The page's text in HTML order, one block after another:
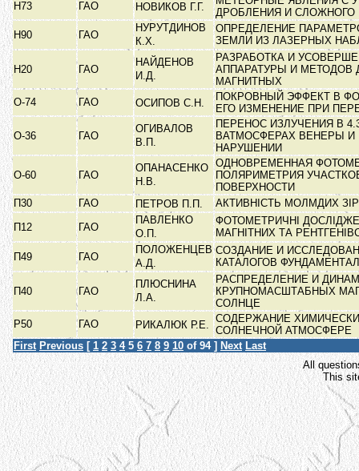
Н73
ГАО НОВИКОВ Г.Г.
ДРОБЛЕНИЯ И
Н90
ГАО
НУРУТДИНОВ
К.Х.
ОПРЕДЕЛЕНИЕ
ЗЕМЛИ ИЗ ЛАЗЕРНЫХ
Н20 ГАО
НАЙДЕНОВ
И.Д.
РАЗРАБОТКА И
АППАРАТУРЫ И МЕТОДОВ
МАГНИТНЫХ
О-74
ГАО ОСИПОВ С.Н.
ПОКРОВНЫЙ ЭФФЕКТ В
ЕГО ИЗМЕНЕНИЕ ПРИ
О-36 ГАО
ОГИВАЛОВ
В.П.
ПЕРЕНОС ИЗЛУЧЕНИЯ В
ВАТМОСФЕРАХ ВЕНЕРЫ И
НАРУШЕНИИ
О-60 ГАО
ОПАНАСЕНКО
Н.В.
ОДНОВРЕМЕННАЯ
ПОЛЯРИМЕТРИЯ
ПОВЕРХНОСТИ
П30
ГАО ПЕТРОВ П.П.
АКТИВНІСТЬ МОЛМДИХ
П12
ГАО
ПАВЛЕНКО
О.П.
ФОТОМЕТРИЧНІ
МАГНІТНИХ ТА
П49
ГАО
ПОЛОЖЕНЦЕВ
А.Д.
СОЗДАНИЕ И
КАТАЛОГОВ
П40 ГАО
ПЛЮСНИНА
Л.А.
РАСПРЕДЕЛЕНИЕ И
КРУПНОМАСШТАБНЫХ
СОЛНЦЕ
Р50
ГАО РИКАЛЮК Р.Е.
СОДЕРЖАНИЕ
СОЛНЕЧНОЙ АТМОСФЕРЕ
First Previous [ 1 2 3 4 5 6 7 8 9 10 of 94 ] Next Last
All
This